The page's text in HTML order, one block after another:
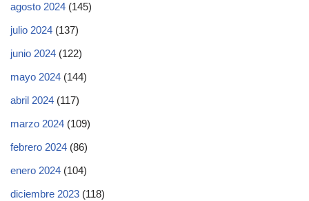
agosto 2024 (145)
julio 2024 (137)
junio 2024 (122)
mayo 2024 (144)
abril 2024 (117)
marzo 2024 (109)
febrero 2024 (86)
enero 2024 (104)
diciembre 2023 (118)